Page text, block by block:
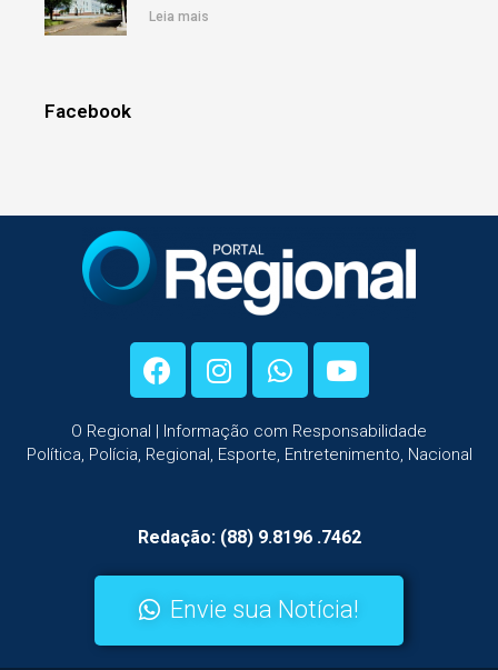
Leia mais
Facebook
O Regional | Informação com Responsabilidade
Política, Polícia, Regional, Esporte, Entretenimento, Nacional
Redação: (88) 9.8196 .7462
Envie sua Notícia!